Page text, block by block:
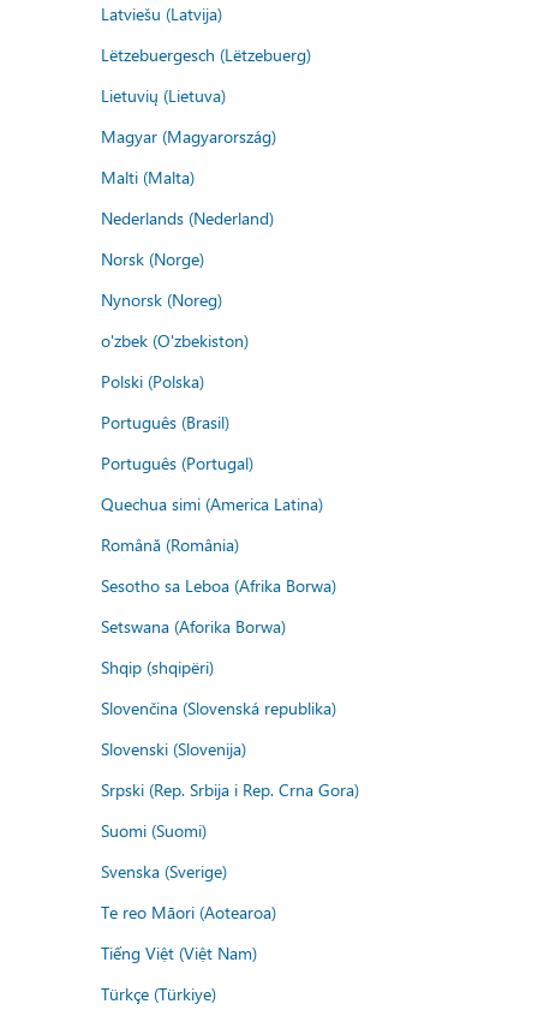
Latviešu (Latvija)
Lëtzebuergesch (Lëtzebuerg)
Lietuvių (Lietuva)
Magyar (Magyarország)
Malti (Malta)
Nederlands (Nederland)
Norsk (Norge)
Nynorsk (Noreg)
o'zbek (O'zbekiston)
Polski (Polska)
Português (Brasil)
Português (Portugal)
Quechua simi (America Latina)
Română (România)
Sesotho sa Leboa (Afrika Borwa)
Setswana (Aforika Borwa)
Shqip (shqipëri)
Slovenčina (Slovenská republika)
Slovenski (Slovenija)
Srpski (Rep. Srbija i Rep. Crna Gora)
Suomi (Suomi)
Svenska (Sverige)
Te reo Māori (Aotearoa)
Tiếng Việt (Việt Nam)
Türkçe (Türkiye)